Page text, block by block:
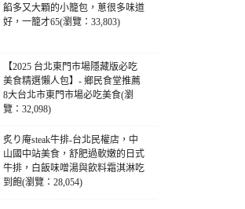
餡多又大顆的小籠包，蔥很多味道
好，一籠才65(瀏覽：33,803)
【2025 台北東門市場隱藏版必吃
美食精選懶人包】- 鄉民食堂推薦
8大台北市東門市場必吃美食(瀏
覽：32,098)
炙り庵steak牛排-台北民權店，中
山國中站美食，舒肥過軟嫩的日式
牛排，白飯味噌湯與飲料霜淇淋吃
到飽(瀏覽：28,054)